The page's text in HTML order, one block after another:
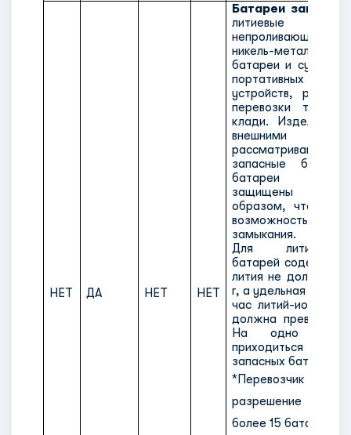
НЕТ ДА НЕТ НЕТ
Батареи
литиевые
непроливающиеся
никель-
батареи и сухие
портативных
устройств,
перевозки
клади. Изделия,
внешними
запасные
батареи
защищены
образом, чтобы
возможность
замыкания.
Для литий-
батарей
лития не должно
г, а удельная
час литий-ионных
должна
На одно
приходиться
запасных батарей.
*Перевозчик
разрешение на
более 15 батарей.